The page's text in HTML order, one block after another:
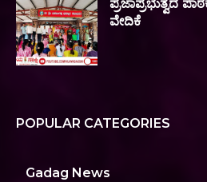
ಪ್ರಜಾಪ್ರಭುತ್ವದ
ವೇದಿಕೆ
POPULAR CATEGORIES
Gadag News